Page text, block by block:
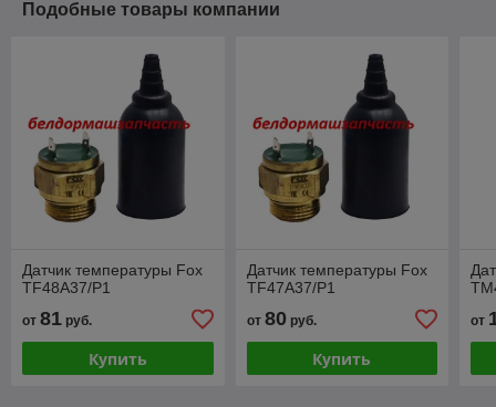
Подобные товары компании
Датчик температуры Fox
TF48A37/P1
от 81 руб.
Купить
Датчик температуры Fox
TF47A37/P1
от 80руб.
Купить
от